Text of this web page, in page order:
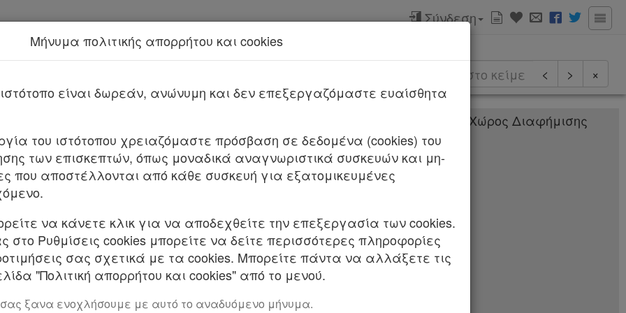
Σύνδεση
Νέα υπηρεσία Kodiko Assistant.
< > ×
ΚΑΙ ΚΟΙΝΩΝΙΚΩΝ ΥΠΟΘΕΣΕΩΝ
Αρ.Πρωτ. : 80320/42862/
ΚΟΙΝΩΝΙΚΗΣ ΑΣΦΑΛΙΣΗΣ
ΘΕΜΑΤΩΝ ΑΣΦΑΛΙΣΗΣ &
Μήνυμα πολιτικής απορρήτου και cookies
είναι δωρεάν, ανώνυμη και δεν επεξεργαζόμαστε ευαίσθητα
του ιστότοπου χρειαζόμαστε πρόσβαση σε δεδομένα (cookies) του
των επισκεπτών, όπως μοναδικά αναγνωριστικά συσκευών και μη-
που αποστέλλονται από κάθε συσκευή για εξατομικευμένες
να κάνετε κλικ για να αποδεχθείτε την επεξεργασία των cookies.
Ρυθμίσεις cookies μπορείτε να δείτε περισσότερες πληροφορίες
σας σχετικά με τα cookies. Μπορείτε πάντα να αλλάξετε τις
"Πολιτική απορρήτου και cookies" από το μενού.
ξανα ενοχλήσουμε με αυτό το αναδυόμενο μήνυμα.